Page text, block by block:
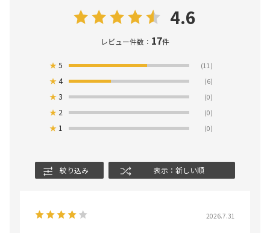
4.6
レビュー件数： 17件
★5 (11)
★4 (6)
★3 (0)
★ 2 (0)
★ 1 (0)
絞り込み 表示：新しい順
2026.7.31